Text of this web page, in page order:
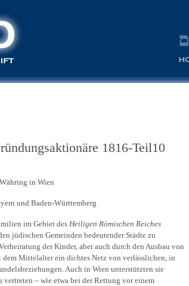
1816-Teil10
in Wien
und Baden-Württemberg
im Gebiet des Heiligen Römischen Reiches
jüdischen Gemeinden bedeutender Städte zu
der Kinder, aber auch durch den Ausbau von
dem Mittelalter ein dichtes Netz von verlässlichen, in
Auch in Wien unterstützten sie
vertreten – wie etwa bei der Rettung vor einem